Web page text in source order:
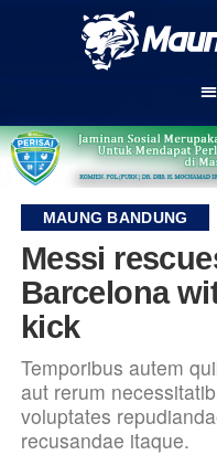
MAUNG BANDUNG
Messi
Barcelona
kick
Temporibus autem
aut rerum
voluptates
recusandae itaque.